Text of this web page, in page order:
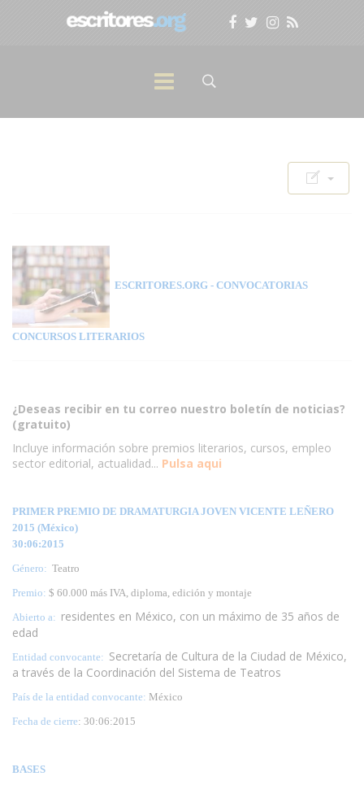
ESCRITORES.ORG - CONVOCATORIAS
CONCURSOS LITERARIOS
¿Deseas recibir en tu correo nuestro boletín de noticias?
(gratuito)
Incluye información sobre premios literarios, cursos, empleo
sector editorial, actualidad... Pulsa aqui
PRIMER PREMIO DE DRAMATURGIA JOVEN VICENTE LEÑERO
2015 (México)
30:06:2015
Género: Teatro
Premio: $ 60.000 más IVA, diploma, edición y montaje
Abierto a: residentes en México, con un máximo de 35 años de
edad
Entidad convocante: Secretaría de Cultura de la Ciudad de México,
a través de la Coordinación del Sistema de Teatros
País de la entidad convocante: México
Fecha de cierre: 30:06:2015
BASES